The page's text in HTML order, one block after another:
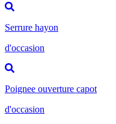
Serrure hayon
d'occasion
Poignee ouverture capot
d'occasion